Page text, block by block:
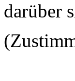
darüber